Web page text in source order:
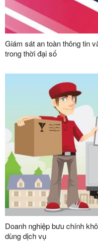
Giám sát an toàn thông tin
trong thời đại số
Doanh nghiệp bưu chính
dùng dịch vụ